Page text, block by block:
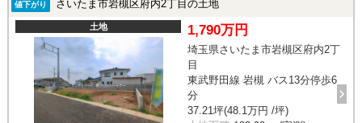
値下がり さいたま市岩槻区府内2丁目の土地
土地 1,790万円
埼玉県さいたま市岩槻区府内2丁
目
東武野田線 岩槻 バス13分停歩6
分
37.21坪(48.1万円 /坪)